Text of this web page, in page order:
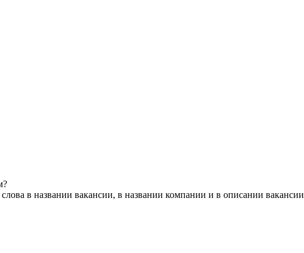
в названии вакансии, в названии компании и в описании вакансии